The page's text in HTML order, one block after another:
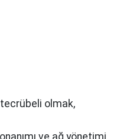
olmak,
ve ağ yönetimi